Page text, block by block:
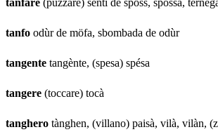
tanfare (puzzare) sentì de spöss, spossà,
tanfo odùr de möfa, sbombada de odùr
tangente tangènte, (spesa) spésa
tangere (toccare) tocà
tanghero tànghen, (villano) paisà, vilà, vilàn,